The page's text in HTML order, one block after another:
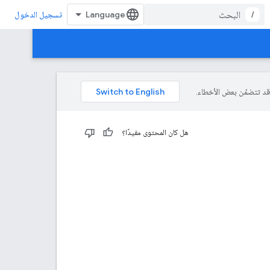
/ تسجيل الدخول
هل كان المحتوى مفيدًا؟